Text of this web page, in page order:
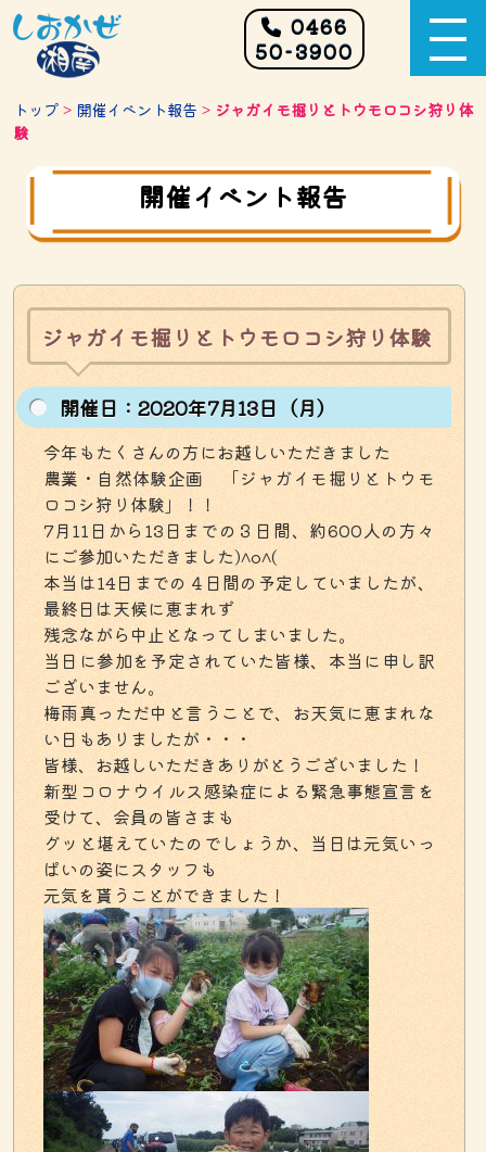
0466
50-3900
トップ> 開催イベント報告 > ジャガイモ掘りとトウモロコシ狩り体
験
開催イベント報告
ジャガイモ掘りとトウモロコシ狩り体験
開催⽇：2020年7月13日（月）
今年もたくさんの方にお越しいただきました
農業・自然体験企画 「ジャガイモ掘りとトウモ
ロコシ狩り体験」！！
7月11日から13日までの３日間、約600人の方々
にご参加いただきました)^o^(
本当は14日までの４日間の予定していましたが、
最終日は天候に恵まれず
残念ながら中止となってしまいました。
当日に参加を予定されていた皆様、本当に申し訳
ございません。
梅雨真っただ中と言うことで、お天気に恵まれな
い日もありましたが・・・
皆様、お越しいただきありがとうございました！
新型コロナウイルス感染症による緊急事態宣言を
受けて、会員の皆さまも
グッと堪えていたのでしょうか、当日は元気いっ
ぱいの姿にスタッフも
元気を貰うことができました！